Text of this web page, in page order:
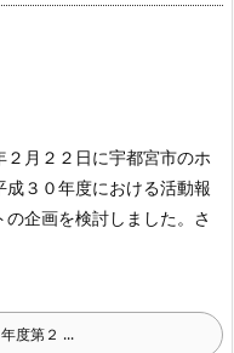
月２２日に宇都宮市のホ
成３０年度における活動報
企画を検討しました。 さ
度第２ ...